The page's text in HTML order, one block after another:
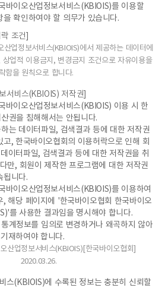
바이오산업정보서비스(KBIOIS)를 이용할
을 확인하여야 할 의무가 있습니다.
조건]
산업정보서비스(KBIOIS)에서 제공하는 데이터에
업적 이용금지, 변경금지 조건으로 자유이용을
함을 원칙으로 합니다.
서비스(KBIOIS) 저작권]
바이오산업정보서비스(KBIOIS) 이용 시 한
권을 침해해서는 안됩니다.
는 데이터파일, 검색결과 등에 대한 저작권
, 한국바이오협회의 이용허락으로 인해 회
이터파일, 검색결과 등에 대한 저작권을 취
만, 회원이 제작한 프로그램에 대한 저작권
됩니다.
바이오산업정보서비스(KBIOIS)를 이용하여
, 해당 페이지에 '한국바이오협회 한국바이오
를 사용한 결과임을 명시해야 합니다.
계정보를 임의로 변경하거나 왜곡하지 않아
재하여야 합니다.
산업정보서비스(KBIOIS)[한국바이오협회]
2020.03.26.
스(KBIOIS)에 수록된 정보는 충분히 신뢰할